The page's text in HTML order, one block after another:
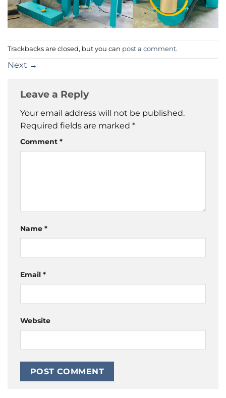
Trackbacks are closed, but you can post a comment.
Next →
Leave a Reply
Your email address will not be published.
Required fields are marked *
Comment *
Name *
Email *
Website